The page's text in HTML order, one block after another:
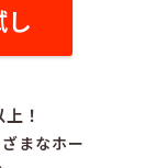
！
まなホー